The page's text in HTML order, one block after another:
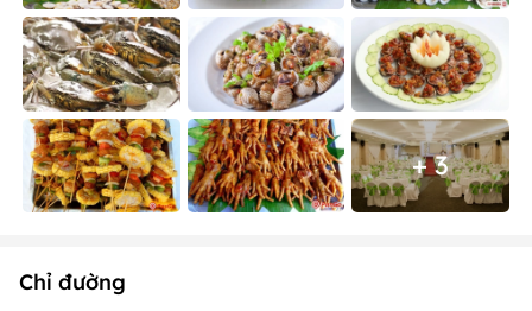
+ 3
Chỉ đường